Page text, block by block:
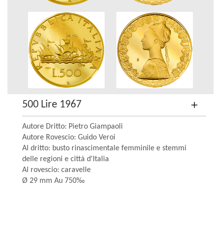
500 Lire 1967
Autore Dritto: Pietro Giampaoli
Autore Rovescio: Guido Veroi
Al dritto: busto rinascimentale femminile e stemmi
delle regioni e città d'Italia
Al rovescio: caravelle
Ø 29 mm Au 750‰